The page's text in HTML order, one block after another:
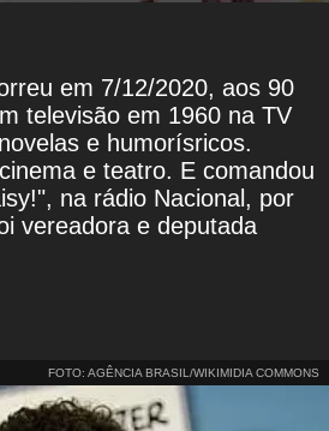
em 7/12/2020, aos 90
televisão em 1960 na TV
e humorísricos.
e teatro. E comandou
na rádio Nacional, por
vereadora e deputada
FOTO: AGÊNCIA BRASIL/WIKIMIDIA COMMONS